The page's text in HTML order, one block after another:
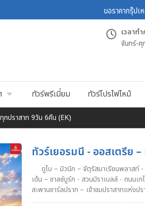
ขอราคากรุ๊ปเ
เวลาท
จันทร์-ศุ
ทัวร์พรีเมี่ยม ทัวร์โปรไฟไหม้
กปราสาท 9วัน 6คืน (EK)
ทัวร์เยอรมนี - ออสเตรีย
ดูไบ – มิวนิก – จัตุรัสมาเรียนพลาสท์ - เข้าชมปราสาทนอยชวานสไตน์ – อินส์บรูค - ชมหลังคาทองคำ - เหมืองเกลือเบิร์ชเทสกา
เด้น – ซาลซ์บูร์ก - สวนมิราเบลล์ - ถนนเ
สะพานชาร์ลปราก – เข้าชมปราสาทแห่ง
Outlet – เวียนนา– เข้าชมพระราชวังเชิ